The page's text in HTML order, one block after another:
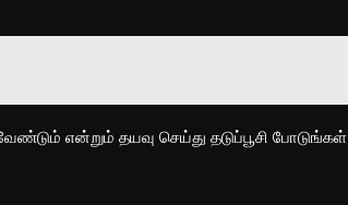
என்றும் தயவு செய்து தடுப்பூசி போடுங்கள்